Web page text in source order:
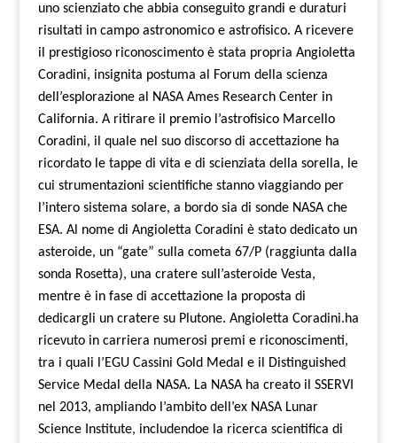
uno scienziato che abbia conseguito grandi e duraturi
risultati in campo astronomico e astrofisico. A ricevere
il prestigioso riconoscimento è stata propria Angioletta
Coradini, insignita postuma al Forum della scienza
dell’esplorazione al NASA Ames Research Center in
California. A ritirare il premio l’astrofisico Marcello
Coradini, il quale nel suo discorso di accettazione ha
ricordato le tappe di vita e di scienziata della sorella, le
cui strumentazioni scientifiche stanno viaggiando per
l’intero sistema solare, a bordo sia di sonde NASA che
ESA. Al nome di Angioletta Coradini è stato dedicato un
asteroide, un “gate” sulla cometa 67/P (raggiunta dalla
sonda Rosetta), una cratere sull’asteroide Vesta,
mentre è in fase di accettazione la proposta di
dedicargli un cratere su Plutone. Angioletta Coradini.ha
ricevuto in carriera numerosi premi e riconoscimenti,
tra i quali l’EGU Cassini Gold Medal e il Distinguished
Service Medal della NASA. La NASA ha creato il SSERVI
nel 2013, ampliando l’ambito dell’ex NASA Lunar
Science Institute, includendoe la ricerca scientifica di